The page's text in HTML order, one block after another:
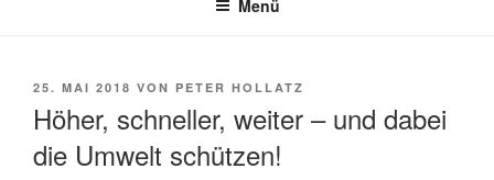
Menü
VERÖFFENTLICHT
25. MAI 2018 VON PETER HOLLATZ
Höher, schneller, weiter – und dabei
die Umwelt schützen!